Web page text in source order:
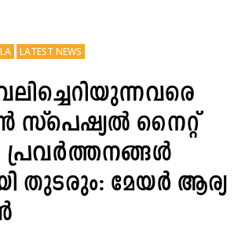
LATEST NEWS
വലിച്ചെറിയുന്നവരെ
സ്പെഷ്യൽ നൈറ്റ്‌
പ്രവർത്തനങ്ങൾ
തുടരും: മേയർ ആര്യ